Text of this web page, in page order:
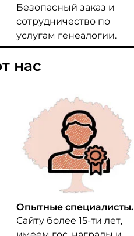
Безопасный заказ и
сотрудничество по
услугам генеалогии.
нас
Опытные специалисты.
Сайту более 15-ти лет,